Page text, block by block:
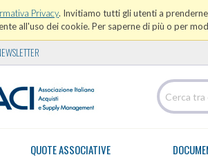
Privacy. Invitiamo tutti gli utenti a
all'uso dei cookie. Per saperne di più o per
QUOTE ASSOCIATIVE